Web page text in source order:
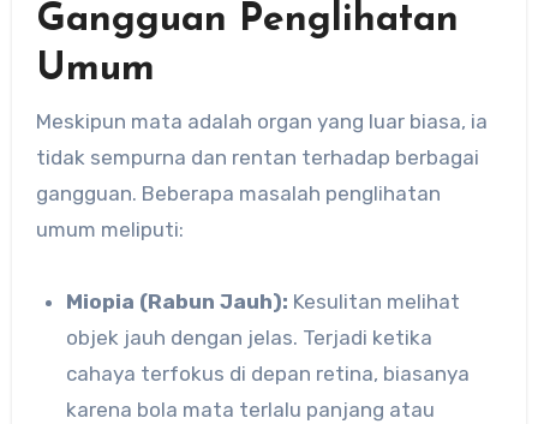
Gangguan Penglihatan
Umum
Meskipun mata adalah organ yang luar biasa, ia
tidak sempurna dan rentan terhadap berbagai
gangguan. Beberapa masalah penglihatan
umum meliputi:
Miopia (Rabun Jauh): Kesulitan melihat
objek jauh dengan jelas. Terjadi ketika
cahaya terfokus di depan retina, biasanya
karena bola mata terlalu panjang atau